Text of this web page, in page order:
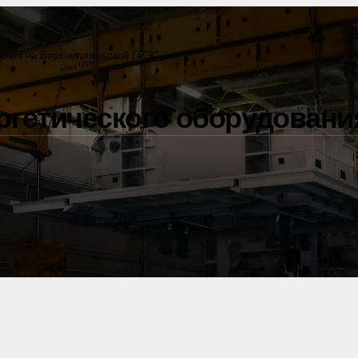
на Верхнетагильской ГРЭС